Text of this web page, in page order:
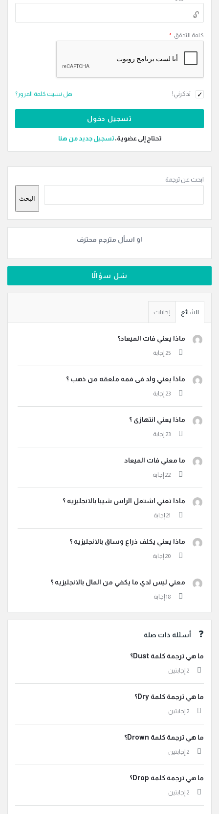
كلمة التحقق *
تذكرني! هل نسيت كلمة المرور؟
تحتاج إلى عضوية،‫تسجيل جديد من هنا
الجانبية
ابحث عن ترجمة
البحث
او اسأل مترجم محترف
سَل سؤالًا
الشائع إجابات
ماذا يعني فات الميعاد؟
ماذا يعني ولد فى فمه ملعقه من ذهب ؟
ماذا يعني انتهازى ؟
ما معني فات الميعاد
ماذا تعني اشتعل الراس شيبا بالانجليزيه ؟
ماذا يعني يكلف ذراع وساق بالانجليزيه ؟
معني ليس لدي ما يكفي من المال بالانجليزيه ؟
أسئلة ذات صلة
ما هي ترجمة كلمة Dust؟
‫2 إجابتين
ما هي ترجمة كلمة Dry؟
‫2 إجابتين
ما هي ترجمة كلمة Drown؟
‫2 إجابتين
ما هي ترجمة كلمة Drop؟
‫2 إجابتين